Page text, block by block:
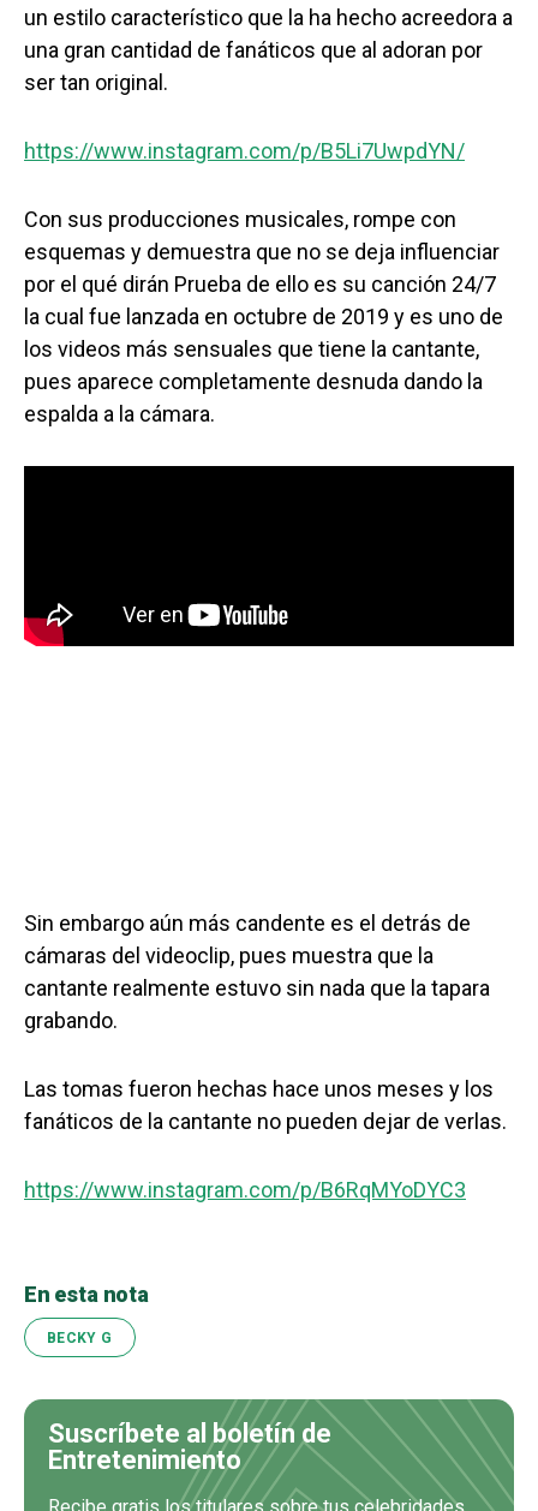
un estilo característico que la ha hecho acreedora a
una gran cantidad de fanáticos que al adoran por
ser tan original.
https://www.instagram.com/p/B5Li7UwpdYN/
Con sus producciones musicales, rompe con
esquemas y demuestra que no se deja influenciar
por el qué dirán Prueba de ello es su canción 24/7
la cual fue lanzada en octubre de 2019 y es uno de
los videos más sensuales que tiene la cantante,
pues aparece completamente desnuda dando la
espalda a la cámara.
Sin embargo aún más candente es el detrás de
cámaras del videoclip, pues muestra que la
cantante realmente estuvo sin nada que la tapara
grabando.
Las tomas fueron hechas hace unos meses y los
fanáticos de la cantante no pueden dejar de verlas.
https://www.instagram.com/p/B6RqMYoDYC3
En esta nota
BECKY G
Suscríbete al boletín de
Entretenimiento